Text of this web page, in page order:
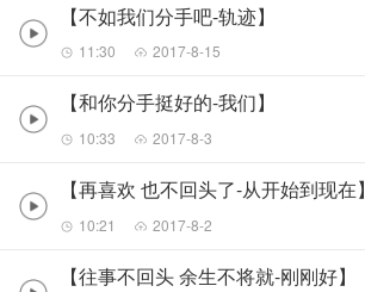
【不如我们分手吧-轨迹】
11:30 2017-8-15
【和你分手挺好的-我们】
10:33 2017-8-3
【再喜欢 也不回头了-从开始到现在】
10:21 2017-8-2
【往事不回头 余生不将就-刚刚好】